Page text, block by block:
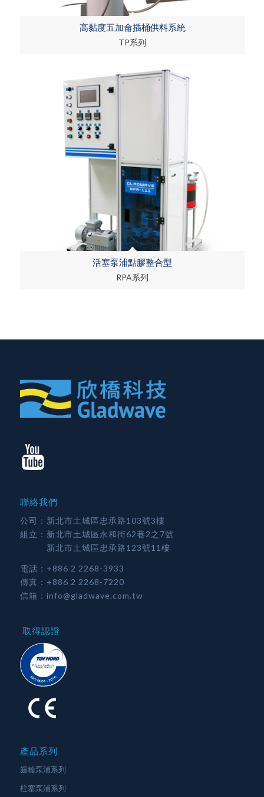
高黏度五加侖插桶供料系統
TP系列
活塞泵浦點膠整合型
RPA系列
聯絡我們
公司：新北市土城區忠承路103號3樓
組立：新北市土城區永和街62巷2之7號
新北市土城區忠承路123號11樓
電話： +886 2 2268-3933
傳真：+886 2 2268-7220
信箱： info@gladwave.com.tw
取得認證
產品系列
齒輪泵浦系列
柱塞泵浦系列